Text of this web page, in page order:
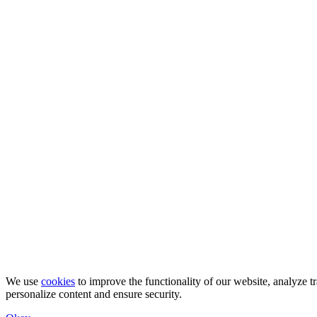
We use cookies to improve the functionality of our website, analyze
personalize content and ensure security.